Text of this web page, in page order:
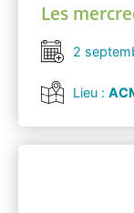
Les
2
Lieu :